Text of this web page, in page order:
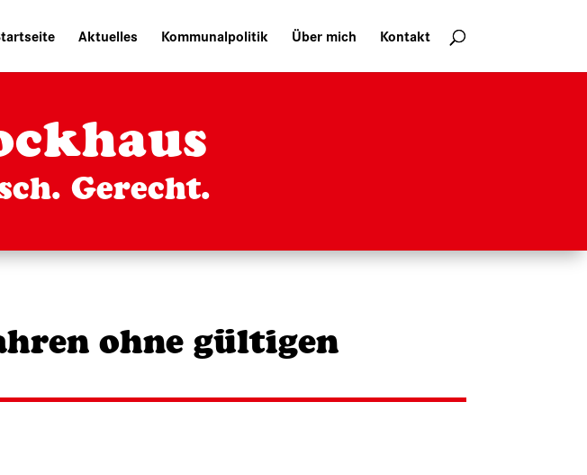
Aktuelles Kommunalpolitik Über mich Kontakt
Gerecht.
ohne gültigen